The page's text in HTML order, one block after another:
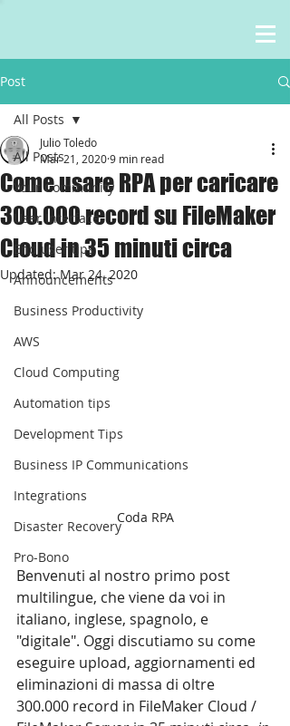
Post
All Posts
Your Community
User Interface
End user tips
Announcements
Business Productivity
AWS
Cloud Computing
Automation tips
Development Tips
Business IP Communications
Integrations
Disaster Recovery
Pro-Bono
All Posts
Come usare RPA per caricare
300.000 record su FileMaker
Cloud in 35 minuti circa
Julio Toledo
Mar 21, 20209 min read
Updated:Mar 24, 2020
Coda RPA
Benvenuti al nostro primo post
multilingue, che viene da voi in
italiano, inglese, spagnolo, e
"digitale". Oggi discutiamo su come
eseguire upload, aggiornamenti ed
eliminazioni di massa di oltre
300.000 record in FileMaker Cloud /